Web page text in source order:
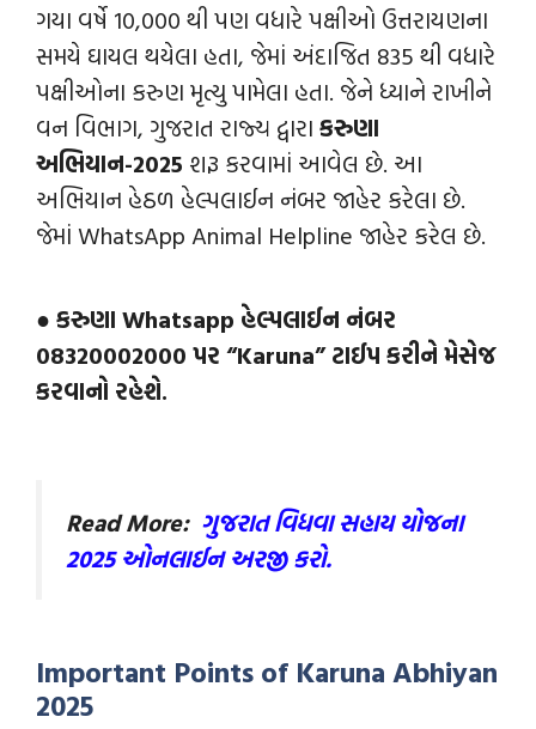
ગયા વર્ષે 10,000 થી પણ વધારે પક્ષીઓ ઉત્તરાયણના
સમયે ઘાયલ થયેલા હતા, જેમાં અંદાજિત 835 થી વધારે
પક્ષીઓના કરુણ મૃત્યુ પામેલા હતા. જેને ધ્યાને રાખીને
વન વિભાગ, ગુજરાત રાજ્ય દ્વારા કરુણા
અભિયાન-2025 શરૂ કરવામાં આવેલ છે. આ
અભિયાન હેઠળ હેલ્પલાઈન નંબર જાહેર કરેલા છે.
જેમાં WhatsApp Animal Helpline જાહેર કરેલ છે.
● કરુણા Whatsapp હેલ્પલાઈન નંબર
08320002000 પર “Karuna” ટાઈપ કરીને મેસેજ
કરવાનો રહેશે.
Read More: ગુજરાત વિધવા સહાય યોજના
2025 ઓનલાઈન અરજી કરો.
Important Points of Karuna Abhiyan
2025